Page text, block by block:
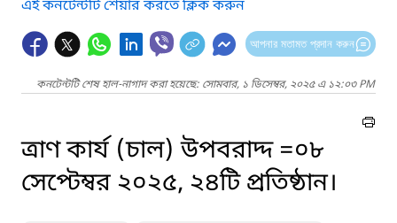
এই কনটেন্টটি শেয়ার করতে ক্লিক করুন
আপনার মতামত প্রদান করুন
কনটেন্টটি শেষ হাল-নাগাদ করা হয়েছে: সোমবার, ১ ডিসেম্বর, ২০২৫ এ ১২:০৩ PM
ত্রাণ কার্য (চাল) উপবরাদ্দ =০৮
সেপ্টেম্বর ২০২৫, ২৪টি প্রতিষ্ঠান।